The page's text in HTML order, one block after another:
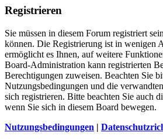
Registrieren
Sie müssen in diesem Forum registriert
können. Die Registrierung ist in wenigen
ermöglicht es Ihnen, auf weitere
Board-Administration kann registrierten
Berechtigungen zuweisen. Beachten Sie
Nutzungsbedingungen und die
sich registrieren. Bitte beachten Sie auch
wenn Sie sich in diesem Board bewegen.
Nutzungsbedingungen |